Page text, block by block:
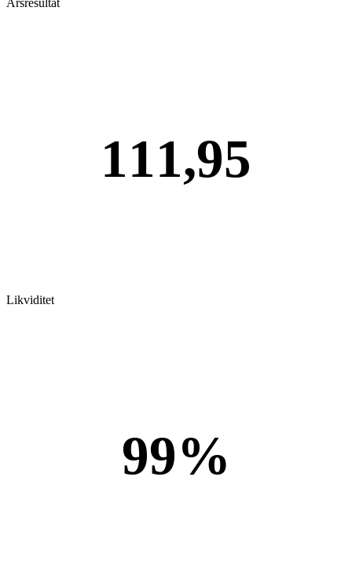
Årsresultat
111,95
Likviditet
99%